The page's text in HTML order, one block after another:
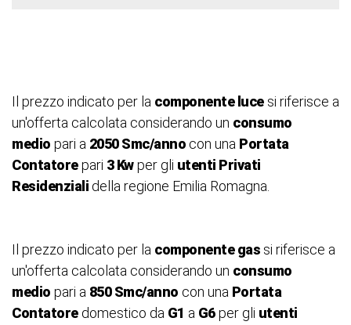
Il prezzo indicato per la componente lucesi riferisce a
un'offerta calcolata considerando un consumo
medio pari a 2050 Smc/anno con una Portata
Contatorepari 3 Kwper gli utenti Privati
Residenziali della regione Emilia Romagna.
Il prezzo indicato per la componente gas si riferisce a
un'offerta calcolata considerando un consumo
medio pari a 850 Smc/anno con una Portata
Contatoredomestico da G1 a G6per gli utenti